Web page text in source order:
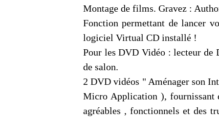
Montage de films. Gravez :
Fonction permettant de lancer
logiciel Virtual CD installé !
Pour les DVD Vidéo : lecteur
de salon.
2 DVD vidéos " Aménager son
Micro Application ), fournissant
agréables , fonctionnels et des